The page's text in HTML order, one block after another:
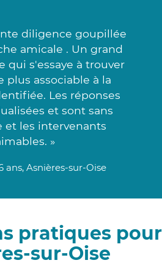
diligence goupillée
amicale . Un grand
qui s'essaye à trouver
plus associable à la
Les réponses
et sont sans
et les intervenants
»
ans, Asnières-sur-Oise
pratiques pour
sur-Oise